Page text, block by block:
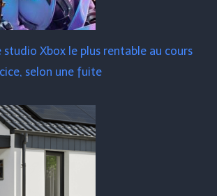
Xbox le plus rentable au cours
selon une fuite